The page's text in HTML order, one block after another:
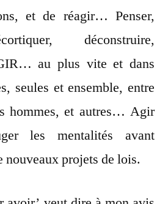
et de réagir… Penser,
déconstruire,
au plus vite et dans
seules et ensemble, entre
hommes, et autres… Agir
les mentalités avant
nouveaux projets de lois.